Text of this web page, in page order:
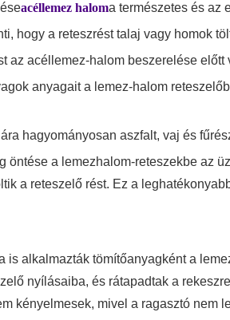
acéllemez haloma természetes és az
hogy a reteszrést talaj vagy homok
az acéllemez-halom beszerelése előtt
anyagait a lemez-halom
hagyományosan aszfalt, vaj és
öntése a lemezhalom-reteszekbe az
a reteszelő rést. Ez a
is alkalmazták tömítőanyagként a
nyílásaiba, és rátapadtak a rekeszre
kényelmesek, mivel a ragasztó nem